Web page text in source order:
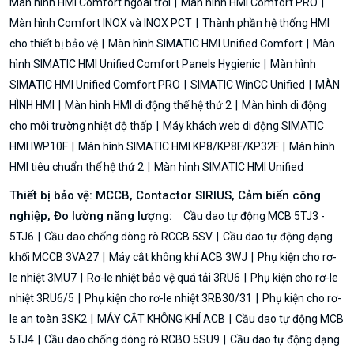
Màn hình Comfort INOX và INOX PCT
Thành phần hệ thống HMI
cho thiết bị bảo vệ
Màn hình SIMATIC HMI Unified Comfort
Màn
hình SIMATIC HMI Unified Comfort Panels Hygienic
Màn hình
SIMATIC HMI Unified Comfort PRO
SIMATIC WinCC Unified
MÀN
HÌNH HMI
Màn hình HMI di động thế hệ thứ 2
Màn hình di động
cho môi trường nhiệt độ thấp
Máy khách web di động SIMATIC
HMI IWP10F
Màn hình SIMATIC HMI KP8/KP8F/KP32F
Màn hình
HMI tiêu chuẩn thế hệ thứ 2
Màn hình SIMATIC HMI Unified
Thiết bị bảo vệ: MCCB, Contactor SIRIUS, Cảm biến công
nghiệp, Đo lường năng lượng:
Cầu dao tự động MCB 5TJ3 -
5TJ6
Cầu dao chống dòng rò RCCB 5SV
Cầu dao tự động dạng
khối MCCB 3VA27
Máy cắt không khí ACB 3WJ
Phụ kiện cho rơ-
le nhiệt 3MU7
Rơ-le nhiệt bảo vệ quá tải 3RU6
Phụ kiện cho rơ-le
nhiệt 3RU6/5
Phụ kiện cho rơ-le nhiệt 3RB30/31
Phụ kiện cho rơ-
le an toàn 3SK2
MÁY CẮT KHÔNG KHÍ ACB
Cầu dao tự động MCB
5TJ4
Cầu dao chống dòng rò RCBO 5SU9
Cầu dao tự động dạng